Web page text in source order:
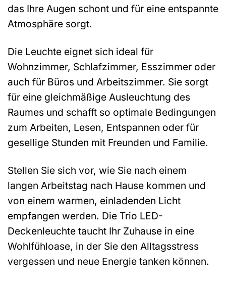
das Ihre Augen schont und für eine entspannte
Atmosphäre sorgt.
Die Leuchte eignet sich ideal für
Wohnzimmer, Schlafzimmer, Esszimmer oder
auch für Büros und Arbeitszimmer. Sie sorgt
für eine gleichmäßige Ausleuchtung des
Raumes und schafft so optimale Bedingungen
zum Arbeiten, Lesen, Entspannen oder für
gesellige Stunden mit Freunden und Familie.
Stellen Sie sich vor, wie Sie nach einem
langen Arbeitstag nach Hause kommen und
von einem warmen, einladenden Licht
empfangen werden. Die Trio LED-
Deckenleuchte taucht Ihr Zuhause in eine
Wohlfühloase, in der Sie den Alltagsstress
vergessen und neue Energie tanken können.